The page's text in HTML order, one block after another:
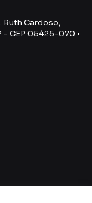
Ruth Cardoso,
- CEP 05425-070 •